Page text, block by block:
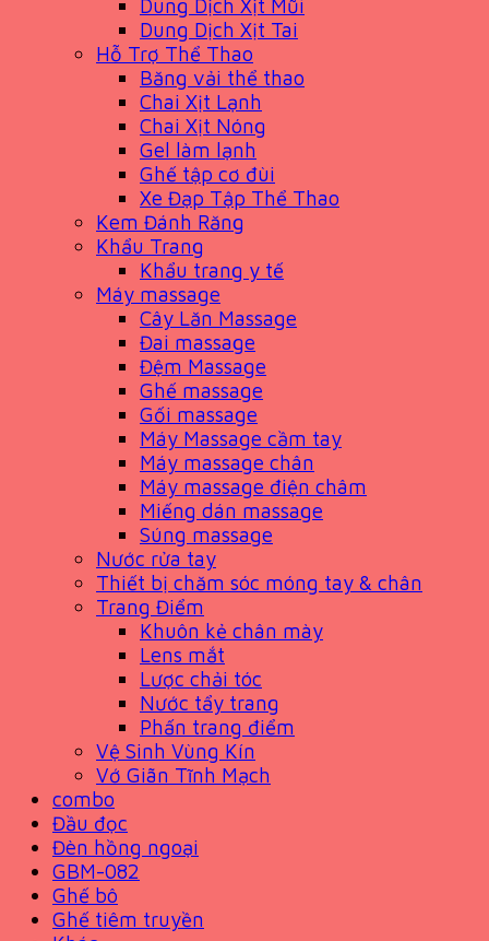
Dung Dịch Xịt Mũi
Dung Dịch Xịt Tai
Hỗ Trợ Thể Thao
Băng vải thể thao
Chai Xịt Lạnh
Chai Xịt Nóng
Gel làm lạnh
Ghế tập cơ đùi
Xe Đạp Tập Thể Thao
Kem Đánh Răng
Khẩu Trang
Khẩu trang y tế
Máy massage
Cây Lăn Massage
Đai massage
Đệm Massage
Ghế massage
Gối massage
Máy Massage cầm tay
Máy massage chân
Máy massage điện châm
Miếng dán massage
Súng massage
Nước rửa tay
Thiết bị chăm sóc móng tay & chân
Trang Điểm
Khuôn kẻ chân mày
Lens mắt
Lược chải tóc
Nước tẩy trang
Phấn trang điểm
Vệ Sinh Vùng Kín
Vớ Giãn Tĩnh Mạch
combo
Đầu đọc
Đèn hồng ngoại
GBM-082
Ghế bô
Ghế tiêm truyền